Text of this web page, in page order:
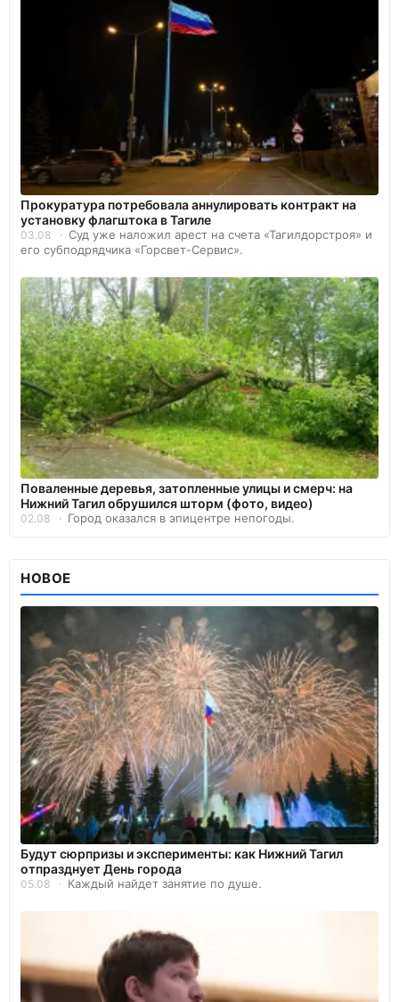
Прокуратура потребовала аннулировать контракт на
установку флагштока в Тагиле
03.08
Суд уже наложил арест на счета «Тагилдорстроя» и
его субподрядчика «Горсвет-Сервис».
Поваленные деревья, затопленные улицы и смерч: на
Нижний Тагил обрушился шторм (фото, видео)
02.08 Город оказался в эпицентре непогоды.
НОВОЕ
Будут сюрпризы и эксперименты: как Нижний Тагил
отпразднует День города
05.08 Каждый найдет занятие по душе.